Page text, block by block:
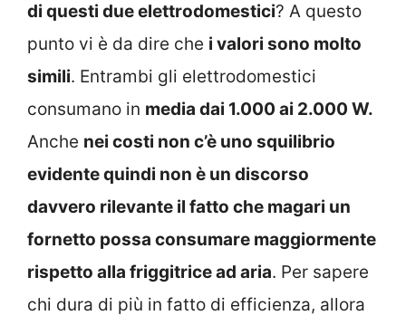
di questi due elettrodomestici? A questo
punto vi è da dire che i valori sono molto
simili. Entrambi gli elettrodomestici
consumano in media dai 1.000 ai 2.000 W.
Anche nei costi non c’è uno squilibrio
evidente quindi non è un discorso
davvero rilevante il fatto che magari un
fornetto possa consumare maggiormente
rispetto alla friggitrice ad aria. Per sapere
chi dura di più in fatto di efficienza, allora